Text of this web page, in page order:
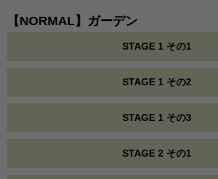
【NORMAL】ガーデン
STAGE 1 その1
STAGE 1 その2
STAGE 1 その3
STAGE 2 その1